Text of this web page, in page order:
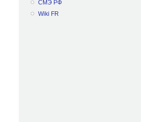
СМЭ РФ
Wiki FR